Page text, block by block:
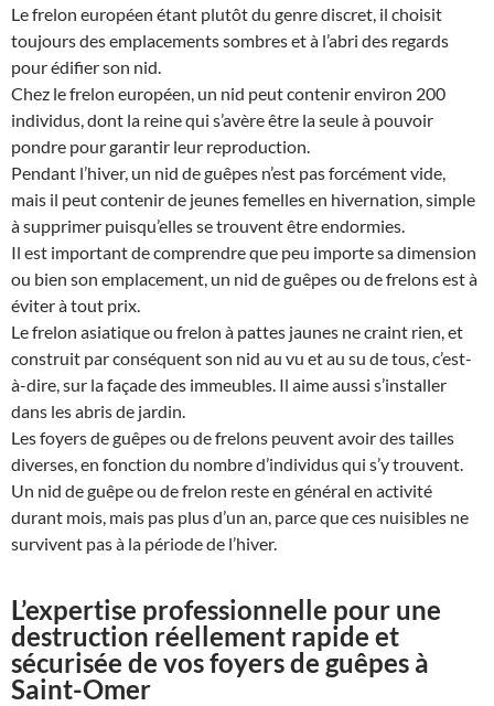
Le frelon européen étant plutôt du genre discret, il choisit
toujours des emplacements sombres et à l’abri des regards
pour édifier son nid.
Chez le frelon européen, un nid peut contenir environ 200
individus, dont la reine qui s’avère être la seule à pouvoir
pondre pour garantir leur reproduction.
Pendant l’hiver, un nid de guêpes n’est pas forcément vide,
mais il peut contenir de jeunes femelles en hivernation, simple
à supprimer puisqu’elles se trouvent être endormies.
Il est important de comprendre que peu importe sa dimension
ou bien son emplacement, un nid de guêpes ou de frelons est à
éviter à tout prix.
Le frelon asiatique ou frelon à pattes jaunes ne craint rien, et
construit par conséquent son nid au vu et au su de tous, c’est-
à-dire, sur la façade des immeubles. Il aime aussi s’installer
dans les abris de jardin.
Les foyers de guêpes ou de frelons peuvent avoir des tailles
diverses, en fonction du nombre d’individus qui s’y trouvent.
Un nid de guêpe ou de frelon reste en général en activité
durant mois, mais pas plus d’un an, parce que ces nuisibles ne
survivent pas à la période de l’hiver.
L’expertise professionnelle pour une
destruction réellement rapide et
sécurisée de vos foyers de guêpes à
Saint-Omer